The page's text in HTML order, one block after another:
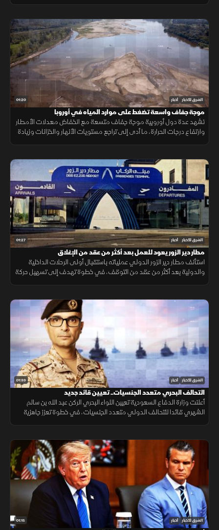
01:20 الشرق للأخبار أخبار
موجة جفاف واسعة تضغط على موارد المياه في أوروبا
تشهد عدة دول أوروبية موجة جفاف متسعة مع انخفاض معدلات الأمطار
وارتفاع درجات الحرارة، ما أدى إلى تراجع مستويات الأنهار والخزانات وزيادة
01:27 الشرق للأخبار أخبار
مطار دير الزور يعود للعمل بعد أكثر من عقد من الإغلاق
استأنف مطار دير الزور الدولي عملياته باستقبال أولى الرحلات الداخلية
والدولية بعد أكثر من عقد من التوقف، في خطوة تهدف إلى تسهيل حركة
01:33 الشرق للأخبار أخبار
التحالف البحري متعدد الجنسيات.. تعيين قائد جديد
أعلنت وزارة الدفاع السعودية تعيين اللواء البحري الركن عبد الله بن سالم
الشهري قائدا للتحالف الدولي متعدد الجنسيات، في خطوة تعزز جاهزية
01:15 الشرق للأخبار أخبار